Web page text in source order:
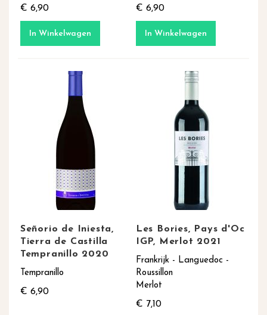
€ 6,90
In Winkelwagen
€ 6,90
In Winkelwagen
Señorio de Iniesta,
Tierra de Castilla
Tempranillo 2020
Tempranillo
€ 6,90
Les Bories, Pays d'Oc
IGP, Merlot 2021
Frankrijk - Languedoc -
Roussillon
Merlot
€ 7,10